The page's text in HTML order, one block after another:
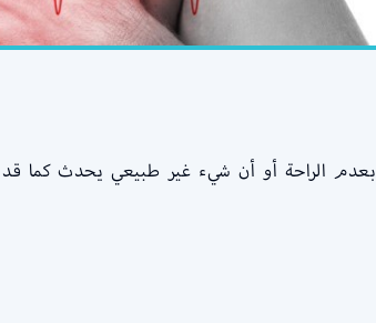
الراحة أو أن شيء غير طبيعي يحدث كما